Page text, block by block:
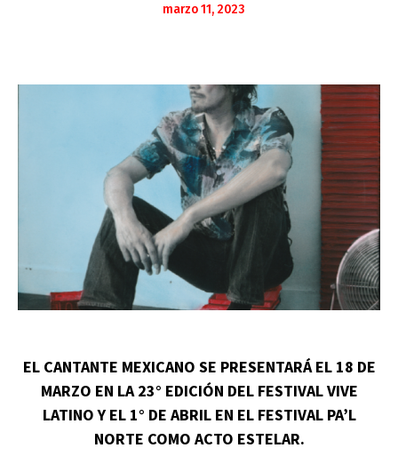
marzo 11, 2023
EL CANTANTE MEXICANO SE PRESENTARÁ EL 18 DE
MARZO EN LA 23° EDICIÓN DEL FESTIVAL VIVE
LATINO Y EL 1° DE ABRIL EN EL FESTIVAL PA’L
NORTE COMO ACTO ESTELAR.